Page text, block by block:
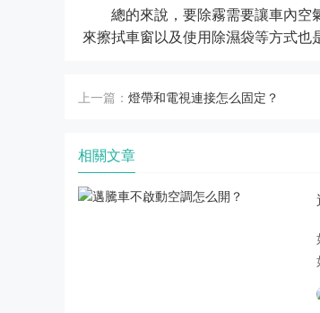
總的來說，要除霧需要讓車內
來擦拭車窗以及使用除濕袋等方式也
上一篇： 燈帶和電視連接怎么固定？
相關文章